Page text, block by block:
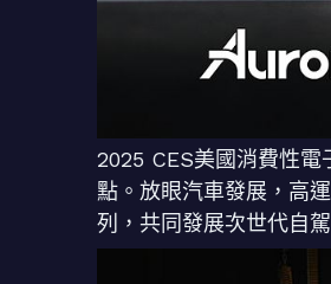
2025 CES美國消費性電
點。放眼汽車發展，高
列，共同發展次世代自駕